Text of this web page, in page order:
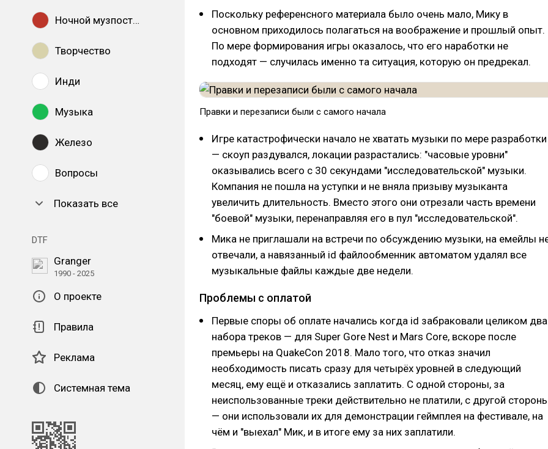
Ночной музпостинг
Творчество
Инди
Музыка
Железо
Вопросы
Показать все
DTF
Granger
1990 - 2025
О проекте
Правила
Реклама
Системная тема
Поскольку референсного материала было очень мало, Мику в
основном приходилось полагаться на воображение и прошлый опыт.
По мере формирования игры оказалось, что его наработки не
подходят — случилась именно та ситуация, которую он предрекал.
Правки и перезаписи были с самого начала
Игре катастрофически начало не хватать музыки по мере разработки
— скоуп раздувался, локации разрастались: "часовые уровни"
оказывались всего с 30 секундами "исследовательской" музыки.
Компания не пошла на уступки и не вняла призыву музыканта
увеличить длительность. Вместо этого они отрезали часть времени
"боевой" музыки, перенаправляя его в пул "исследовательской".
Мика не приглашали на встречи по обсуждению музыки, на емейлы
отвечали, а навязанный id файлообменник автоматом удалял все
музыкальные файлы каждые две недели.
Проблемы с оплатой
Первые споры об оплате начались когда id забраковали целиком два
набора треков — для Super Gore Nest и Mars Core, вскоре после
премьеры на QuakeCon 2018. Мало того, что отказ значил
необходимость писать сразу для четырёх уровней в следующий
месяц, ему ещё и отказались заплатить. С одной стороны, за
неиспользованные треки действительно не платили, с другой
— они использовали их для демонстрации геймплея на фестивале, на
чём и "выехал" Мик, и в итоге ему за них заплатили.